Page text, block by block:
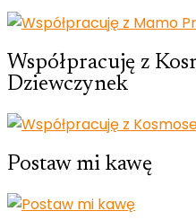
Współpracuję z
Dziewczynek
Postaw mi kawę